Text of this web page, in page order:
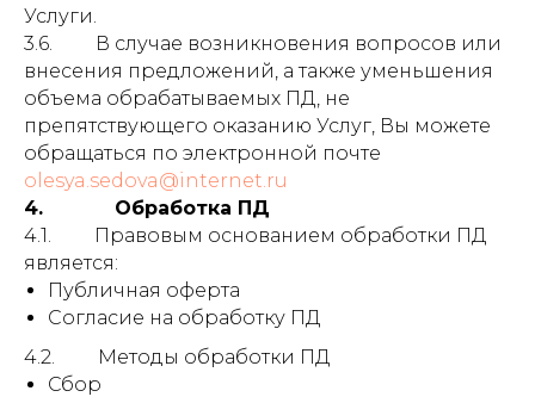
Услуги.
3.6. В случае возникновения вопросов или
внесения предложений, а также уменьшения
объема обрабатываемых ПД, не
препятствующего оказанию Услуг, Вы можете
обращаться по электронной почте
olesya.sedova@internet.ru
4. Обработка ПД
4.1. Правовым основанием обработки ПД
является:
Публичная оферта
Согласие на обработку ПД
4.2. Методы обработки ПД
Сбор